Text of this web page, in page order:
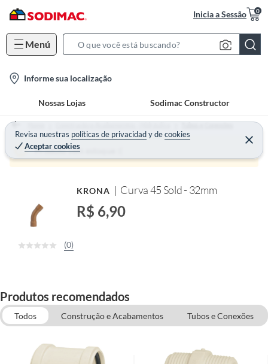
Inicia a Sessão 0
Menú
S
c
h
B
r
a
o
Informe sua localização
Nossas Lojas Sodimac Constructor
Revisa nuestras políticas de privacidadydecookies
Aceptar cookies
Home Construção e Acabamentos - Hidráulica Tubos e Conexões
Produto sem estoque :(
KRONA Curva 45 Sold - 32mm
R$ 6,90
(0)
Produtos recomendados
Todos Construção e Acabamentos
Tubos e Conexões
Tubos e Conexões de CPVC